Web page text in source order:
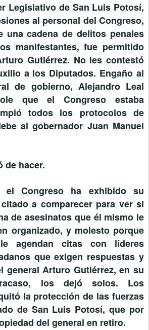
Legislativo de San Luis Potosí,
al personal del Congreso,
una cadena de delitos penales
manifestantes, fue permitido
Gutiérrez. No les contestó
a los Diputados. Engaño al
de gobierno, Alejandro Leal
que el Congreso estaba
todos los protocolos de
al gobernador Juan Manuel
de hacer.
el Congreso ha exhibido su
a comparecer para ver si
de asesinatos que él mismo le
organizado, y molesto porque
agendan citas con líderes
que exigen respuestas y
general Arturo Gutiérrez, en su
los dejó solos. Los
la protección de las fuerzas
de San Luis Potosí, que por
del general en retiro.